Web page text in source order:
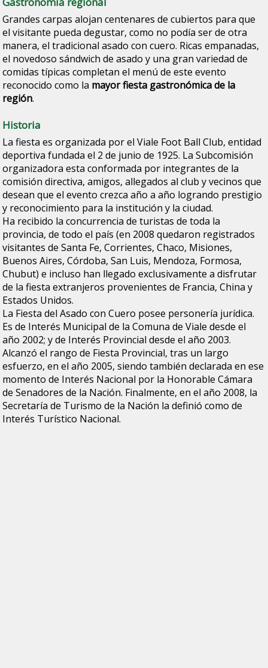
Grandes carpas alojan centenares de cubiertos para que
el visitante pueda degustar, como no podía ser de otra
manera, el tradicional asado con cuero. Ricas empanadas,
el novedoso sándwich de asado y una gran variedad de
comidas típicas completan el menú de este evento
reconocido como la mayor fiesta gastronómica de la
región.
Historia
La fiesta es organizada por el Viale Foot Ball Club, entidad
deportiva fundada el 2 de junio de 1925. La Subcomisión
organizadora esta conformada por integrantes de la
comisión directiva, amigos, allegados al club y vecinos que
desean que el evento crezca año a año logrando prestigio
y reconocimiento para la institución y la ciudad.
Ha recibido la concurrencia de turistas de toda la
provincia, de todo el país (en 2008 quedaron registrados
visitantes de Santa Fe, Corrientes, Chaco, Misiones,
Buenos Aires, Córdoba, San Luis, Mendoza, Formosa,
Chubut) e incluso han llegado exclusivamente a disfrutar
de la fiesta extranjeros provenientes de Francia, China y
Estados Unidos.
La Fiesta del Asado con Cuero posee personería jurídica.
Es de Interés Municipal de la Comuna de Viale desde el
año 2002; y de Interés Provincial desde el año 2003.
Alcanzó el rango de Fiesta Provincial, tras un largo
esfuerzo, en el año 2005, siendo también declarada en ese
momento de Interés Nacional por la Honorable Cámara
de Senadores de la Nación. Finalmente, en el año 2008, la
Secretaría de Turismo de la Nación la definió como de
Interés Turístico Nacional.